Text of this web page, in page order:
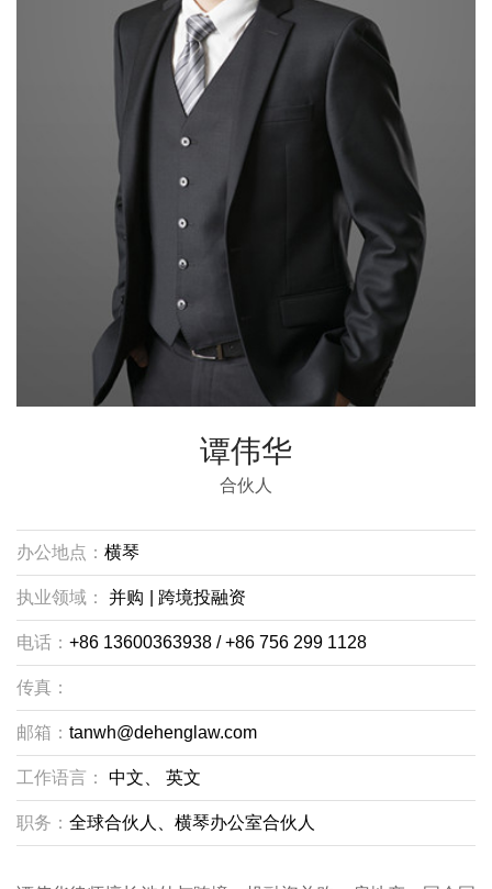
谭伟华
合伙人
办公地点： 横琴
执业领域： 并购 跨境投融资
电话： +86 13600363938 / +86 756 299 1128
传真：
邮箱： tanwh@dehenglaw.com
工作语言： 中文、 英文
职务： 全球合伙人、横琴办公室合伙人